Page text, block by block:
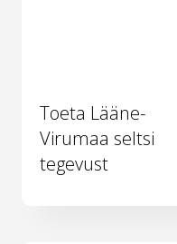
Toeta Lääne-
Virumaa seltsi
tegevust